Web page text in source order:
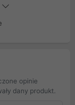
opinie
dany produkt.